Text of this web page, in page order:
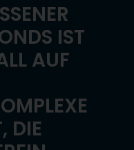
IST
AUF
DIE